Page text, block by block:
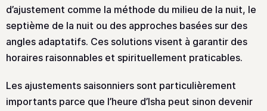
d’ajustement comme la méthode du milieu de la nuit, le
septième de la nuit ou des approches basées sur des
angles adaptatifs. Ces solutions visent à garantir des
horaires raisonnables et spirituellement praticables.
Les ajustements saisonniers sont particulièrement
importants parce que l’heure d’Isha peut sinon devenir